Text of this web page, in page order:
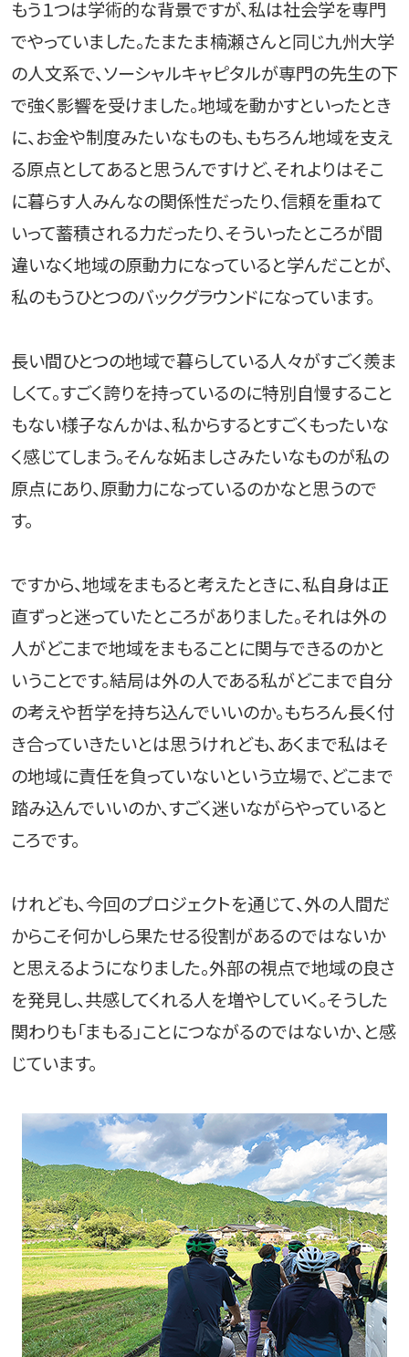
もう１つは学術的な背景ですが、私は社会学を専門
でやっていました。たまたま楠瀬さんと同じ九州大学
の人文系で、ソーシャルキャピタルが専門の先生の下
で強く影響を受けました。地域を動かすといったとき
に、お金や制度みたいなものも、もちろん地域を支え
る原点としてあると思うんですけど、それよりはそこ
に暮らす人みんなの関係性だったり、信頼を重ねて
いって蓄積される力だったり、そういったところが間
違いなく地域の原動力になっていると学んだことが、
私のもうひとつのバックグラウンドになっています。
長い間ひとつの地域で暮らしている人々がすごく羨ま
しくて。すごく誇りを持っているのに特別自慢すること
もない様子なんかは、私からするとすごくもったいな
く感じてしまう。そんな妬ましさみたいなものが私の
原点にあり、原動力になっているのかなと思うので
す。
ですから、地域をまもると考えたときに、私自身は正
直ずっと迷っていたところがありました。それは外の
人がどこまで地域をまもることに関与できるのかと
いうことです。結局は外の人である私がどこまで自分
の考えや哲学を持ち込んでいいのか。もちろん長く付
き合っていきたいとは思うけれども、あくまで私はそ
の地域に責任を負っていないという立場で、どこまで
踏み込んでいいのか、すごく迷いながらやっていると
ころです。
けれども、今回のプロジェクトを通じて、外の人間だ
からこそ何かしら果たせる役割があるのではないか
と思えるようになりました。外部の視点で地域の良さ
を発見し、共感してくれる人を増やしていく。そうした
関わりも「まもる」ことにつながるのではないか、と感
じています。